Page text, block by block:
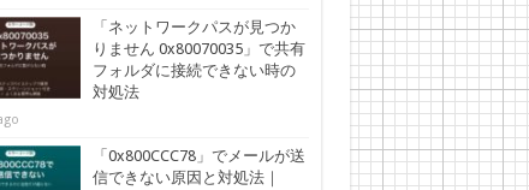
「ネットワークパスが見つか
りません 0x80070035」で共有
フォルダに接続できない時の
対処法
「0x800CCC78」でメールが送
信できない原因と対処法｜